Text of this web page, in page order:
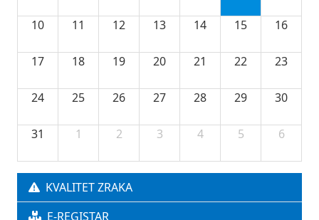
10 11 12 13 14 15 16
17 18 19 20 21 22 23
24 25 26 27 28 29 30
31 1 2 3 4 5 6
KVALITET ZRAKA
E-REGISTAR